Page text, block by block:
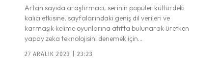
Artan sayıda araştırmacı, serinin popüler kültürdeki
kalıcı etkisine, sayfalarındaki geniş dil verileri ve
karmaşık kelime oyunlarına atıfta bulunarak üretken
yapay zeka teknolojisini denemek için...
27 ARALIK 2023 | 23:23